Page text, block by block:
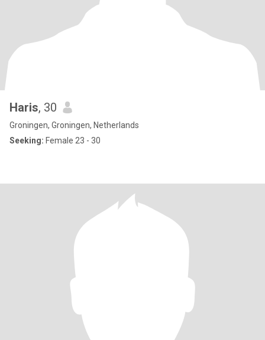
Haris, 30
Groningen, Groningen, Netherlands
Seeking: Female 23 - 30